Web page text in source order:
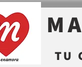
TU